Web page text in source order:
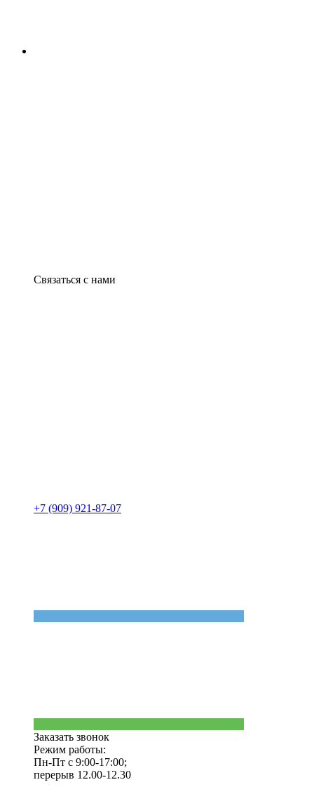
Связаться с нами
+7 (909) 921-87-07
Заказать звонок
Режим работы:
Пн-Пт с 9:00-17:00;
перерыв 12.00-12.30